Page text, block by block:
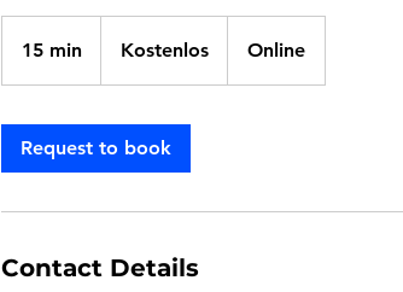
15 min
5
Kostenlos Online
Request to book
Contact Details